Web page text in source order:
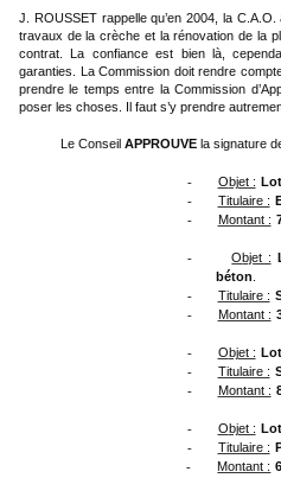
J. ROUSSET rappelle qu’en 2004, la
travaux de la crèche et la rénovation de la
contrat. La confiance est bien là,
garanties. La Commission doit rendre
prendre le temps entre la Commission
poser les choses. Il faut s’y prendre
Le Conseil APPROUVE la signature
- Objet :
- Titulaire :
- Montant :
- Objet :
béton
- Titulaire :
- Montant :
- Objet :
- Titulaire :
- Montant :
- Objet :
- Titulaire :
- Montant :